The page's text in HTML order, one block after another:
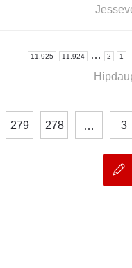
1
2
…
11,924
11,925
3
…
278
279